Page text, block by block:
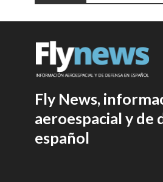
Fly News,
aeroespacial y de
español